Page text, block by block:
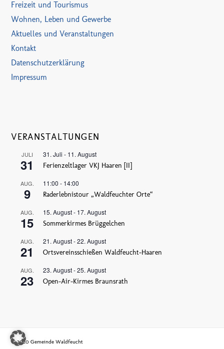
Freizeit und Tourismus
Wohnen, Leben und Gewerbe
Aktuelles und Veranstaltungen
Kontakt
Datenschutzerklärung
Impressum
VERANSTALTUNGEN
JULI
31
31. Juli - 11. August
Ferienzeltlager VKJ Haaren [II]
AUG.
9
11:00 - 14:00
Raderlebnistour „Waldfeuchter Orte“
AUG.
15
15. August- 17. August
Sommerkirmes Brüggelchen
AUG.
21
21. August-22. August
Ortsvereinsschießen Waldfeucht-Haaren
AUG.
23
23. August-25. August
Open-Air-Kirmes Braunsrath
© 2020 Gemeinde Waldfeucht